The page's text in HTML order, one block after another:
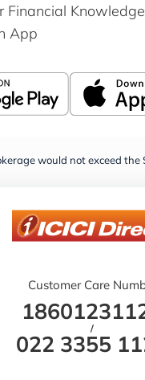
Financial
App
would not exceed the
Customer Care
/
022 3355